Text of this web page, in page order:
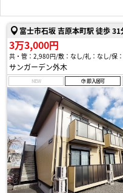
富士市石坂 吉原本町駅 徒歩 31
3万3,000円
共・管：2,980円 敷：なし 礼：なし 保
サンガーデン外木
NEW 即入居可